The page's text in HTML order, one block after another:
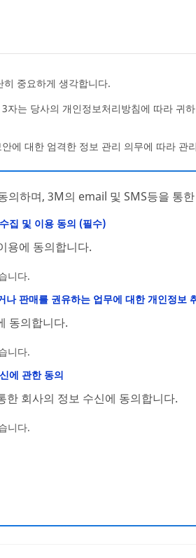
중요하게 생각합니다.
자는 당사의 개인정보처리방침에 따라 귀
에 대한 엄격한 정보 관리 의무에 따라 관
의하며, 3M의 email 및 SMS등을 통
집 및 이용 동의 (필수)
용에 동의합니다.
니다.
나 판매를 권유하는 업무에 대한 개인정보
동의합니다.
니다.
에 관한 동의
한 회사의 정보 수신에 동의합니다.
니다.